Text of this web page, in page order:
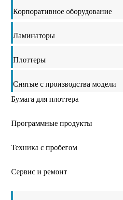
Корпоративное оборудование
Ламинаторы
Плоттеры
Снятые с производства модели
Бумага для плоттера
Программные продукты
Техника с пробегом
Сервис и ремонт